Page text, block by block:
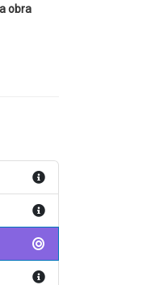
obra